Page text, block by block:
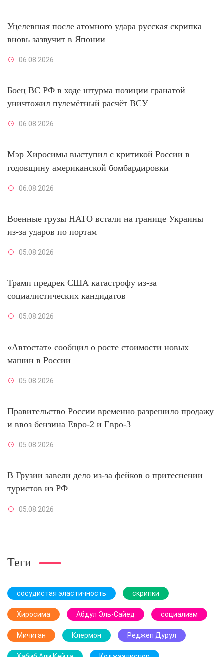
Уцелевшая после атомного удара русская скрипка
вновь зазвучит в Японии
06.08.2026
Боец ВС РФ в ходе штурма позиции гранатой
уничтожил пулемётный расчёт ВСУ
06.08.2026
Мэр Хиросимы выступил с критикой России в
годовщину американской бомбардировки
06.08.2026
Военные грузы НАТО встали на границе Украины
из-за ударов по портам
05.08.2026
Трамп предрек США катастрофу из-за
социалистических кандидатов
05.08.2026
«Автостат» сообщил о росте стоимости новых
машин в России
05.08.2026
Правительство России временно разрешило продажу
и ввоз бензина Евро-2 и Евро-3
05.08.2026
В Грузии завели дело из-за фейков о притеснении
туристов из РФ
05.08.2026
Теги
сосудистая эластичность скрипки
Хиросима Абдул Эль-Сайед социализм
Мичиган Клермон Реджеп Дурул